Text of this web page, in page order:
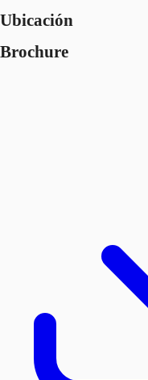
Ubicación
Brochure